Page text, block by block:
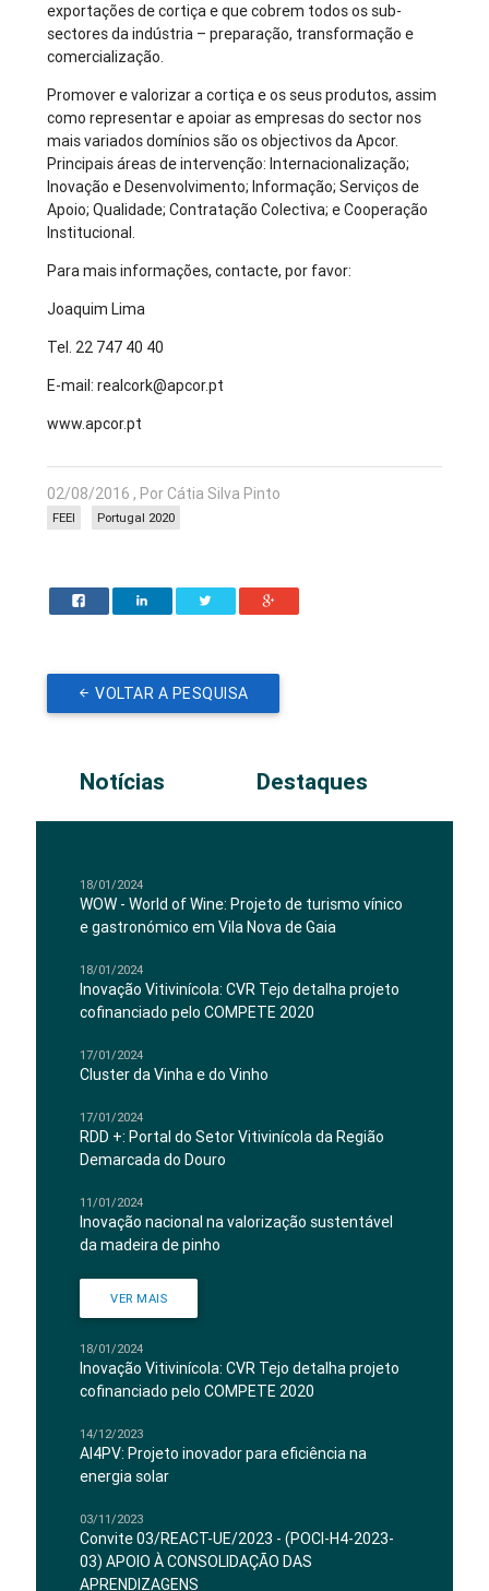
exportações de cortiça e que cobrem todos os sub-
sectores da indústria – preparação, transformação e
comercialização.
Promover e valorizar a cortiça e os seus produtos, assim
como representar e apoiar as empresas do sector nos
mais variados domínios são os objectivos da Apcor.
Principais áreas de intervenção: Internacionalização;
Inovação e Desenvolvimento; Informação; Serviços de
Apoio; Qualidade; Contratação Colectiva; e Cooperação
Institucional.
Para mais informações, contacte, por favor:
Joaquim Lima
Tel. 22 747 40 40
E-mail: realcork@apcor.pt
www.apcor.pt
02/08/2016 , Por Cátia Silva Pinto
Portugal 2020
FEEI
VOLTAR A PESQUISA
Notícias Destaques
18/01/2024
WOW - World of Wine: Projeto de turismo vínico
e gastronómico em Vila Nova de Gaia
18/01/2024
Inovação Vitivinícola: CVR Tejo detalha projeto
cofinanciado pelo COMPETE 2020
17/01/2024
Cluster da Vinha e do Vinho
17/01/2024
RDD +: Portal do Setor Vitivinícola da Região
Demarcada do Douro
11/01/2024
Inovação nacional na valorização sustentável
da madeira de pinho
VER MAIS
18/01/2024
Inovação Vitivinícola: CVR Tejo detalha projeto
cofinanciado pelo COMPETE 2020
14/12/2023
AI4PV: Projeto inovador para eficiência na
energia solar
03/11/2023
Convite 03/REACT-UE/2023 - (POCI-H4-2023-
03) APOIO À CONSOLIDAÇÃO DAS
APRENDIZAGENS